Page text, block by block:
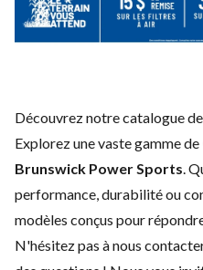
Découvrez notre catalogue
Explorez une vaste gamme de
Brunswick Power Sports.
performance, durabilité ou
modèles conçus pour
N'hésitez pas ànous